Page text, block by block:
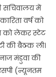
सचिवालय में
वर्ष को
को लेकर स्टेट
की बैठक ली।
मंडुवा की
(न्यूनतम